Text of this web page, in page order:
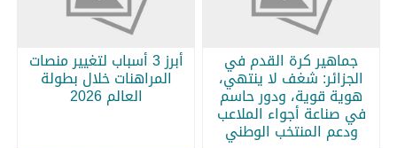
جماهير كرة القدم في
الجزائر: شغف لا ينتهي،
هوية قوية، ودور حاسم
في صناعة أجواء الملاعب
ودعم المنتخب الوطني
أبرز 3 أسباب لتغيير منصات
المراهنات خلال بطولة
العالم 2026